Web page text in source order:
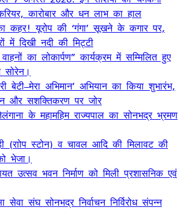
कारोबार और धन लाभ का हाल
कहर! यूरोप की ‘गंगा’ सूखने के कगार पर,
में दिखी नदी की मिट्टी
का लोकार्पण” कार्यक्रम में सम्मिलित हुए
सोरेन।
बेटी–मेरा अभिमान’ अभियान का किया शुभारंभ,
और सशक्तिकरण पर जोर
के महामहिम राज्यपाल का सोनभद्र भ्रमण
स्टोन) व चावल आदि की मिलावट की
भेजा।
उत्सव भवन निर्माण को मिली प्रशासनिक एवं
सेवा संघ सोनभद्र निर्वाचन निर्विरोध संपन्न